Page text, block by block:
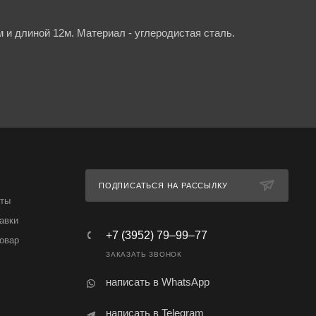
длиной 12м. Материал - углеродистая сталь.
ПОДПИСАТЬСЯ НА РАССЫЛКУ
+7 (3952) 79‒99‒77
ЗАКАЗАТЬ ЗВОНОК
написать в WhatsApp
написать в Telegram